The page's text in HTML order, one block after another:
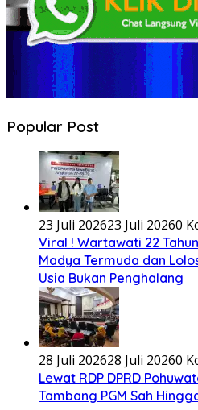
Popular Post
23 Juli 202623 Juli 20260
Viral ! Wartawati 22
Madya Termuda dan
Usia Bukan Penghalang
28 Juli 202628 Juli 20260
Lewat RDP DPRD
Tambang PGM Sah